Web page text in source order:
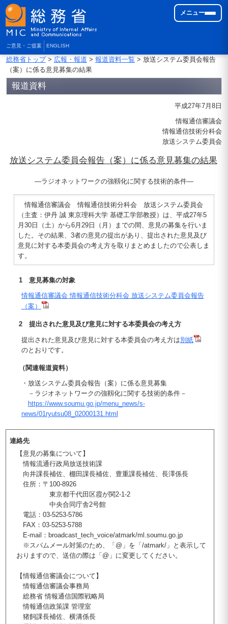
ご意見・ご提案 ENGLISH
メニュー
総務省トップ> 広報・報道 > 報道資料一覧> 放送システム委員会報告
（案）に係る意見募集の結果
報道資料
平成27年7月8日
情報通信審議会
情報通信技術分科会
放送システム委員会
放送システム委員会報告（案）に係る意見募集の結果
―ラジオネットワークの強靱化に関する技術的条件―
情報通信審議会 情報通信技術分科会 放送システム委員会
（主査：伊丹 誠 東京理科大学 基礎工学部教授）は、平成27年5
月30日（土）から6月29日（月）までの間、意見の募集を行いま
した。その結果、3者の意見の提出があり、提出された意見及び
意見に対する本委員会の考え方を取りまとめましたので公表しま
す。
1 意見募集の対象
情報通信審議会 情報通信技術分科会 放送システム委員会報告
（案）
2 提出された意見及び意見に対する本委員会の考え方
提出された意見及び意見に対する本委員会の考え方は別紙
のとおりです。
（関連報道資料）
・放送システム委員会報告（案）に係る意見募集
－ラジオネットワークの強靱化に関する技術的条件－
https://www.soumu.go.jp/menu_news/s-
news/01ryutsu08_02000131.html
連絡先
【意見の募集について】
情報流通行政局放送技術課
向井課長補佐、棚田課長補佐、豊重課長補佐、長澤係長
住所：〒100-8926
東京都千代田区霞が関2-1-2
中央合同庁舎2号館
電話：03-5253-5786
FAX：03-5253-5788
E-mail：broadcast_tech_voice/atmark/ml.soumu.go.jp
※スパムメール対策のため、「@」を「/atmark/」と表示して
おりますので、送信の際は「@」に変更してください。
【情報通信審議会について】
情報通信審議会事務局
総務省 情報通信国際戦略局
情報通信政策課 管理室
猪飼課長補佐、横溝係長